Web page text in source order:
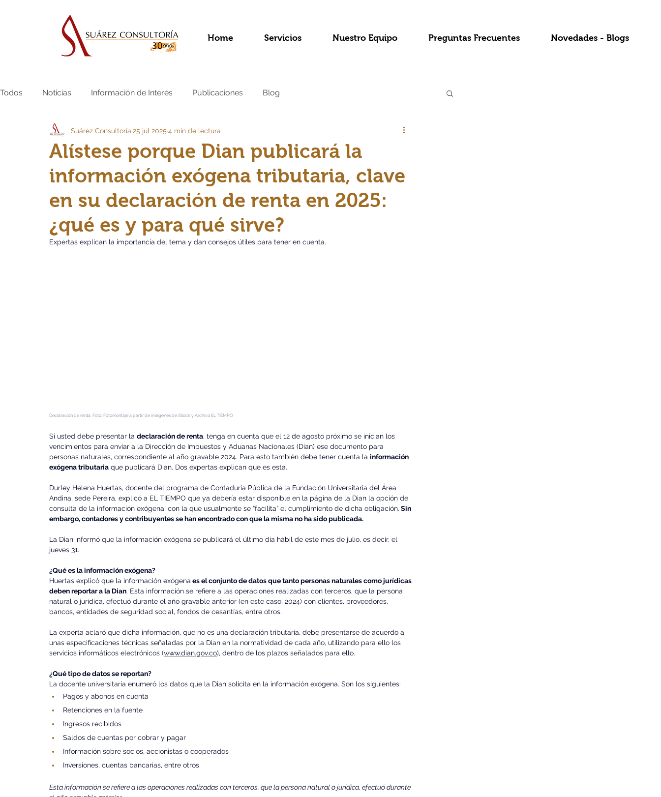
Home Servicios Nuestro Equipo Preguntas Frecuentes Novedades - Blogs
Todos Noticias Información de Interés Publicaciones Blog
Alístese porque Dian publicará la
información exógena tributaria, clave
en su declaración de renta en 2025:
¿qué es y para qué sirve?
Suárez Consultoría 25 jul 2025 4 min de lectura
Expertas explican la importancia del tema y dan consejos útiles para tener en cuenta.
Declaración de renta. Foto: Fotomontaje a partir de imágenes de iStock y Archivo EL TIEMPO
Si usted debe presentar la declaración de renta, tenga en cuenta que el 12 de agosto próximo se inician los
vencimientos para enviar a la Dirección de Impuestos y Aduanas Nacionales (Dian) ese documento para
personas naturales, correspondiente al año gravable 2024. Para esto también debe tener cuenta la información
exógena tributaria que publicará Dian. Dos expertas explican que es esta.
Durley Helena Huertas, docente del programa de Contaduría Pública de la Fundación Universitaria del Área
Andina, sede Pereira, explicó a EL TIEMPO que ya debería estar disponible en la página de la Dian la opción de
consulta de la información exógena, con la que usualmente se “facilita” el cumplimiento de dicha obligación. Sin
embargo, contadores y contribuyentes se han encontrado con que la misma no ha sido publicada.
La Dian informó que la información exógena se publicará el último día hábil de este mes de julio, es decir, el
jueves 31.
¿Qué es la información exógena?
Huertas explicó que la información exógena es el conjunto de datos que tanto personas naturales como jurídicas
deben reportar a la Dian. Esta información se refiere a las operaciones realizadas con terceros, que la persona
natural o jurídica, efectuó durante el año gravable anterior (en este caso, 2024) con clientes, proveedores,
bancos, entidades de seguridad social, fondos de cesantías, entre otros.
La experta aclaró que dicha información, que no es una declaración tributaria, debe presentarse de acuerdo a
unas especificaciones técnicas señaladas por la Dian en la normatividad de cada año, utilizando para ello los
servicios informáticos electrónicos (www.dian.gov.co), dentro de los plazos señalados para ello.
¿Qué tipo de datos se reportan?
La docente universitaria enumeró los datos que la Dian solicita en la información exógena. Son los siguientes:
Pagos y abonos en cuenta
Retenciones en la fuente
Ingresos recibidos
Saldos de cuentas por cobrar y pagar
Información sobre socios, accionistas o cooperados
Inversiones, cuentas bancarias, entre otros
Esta información se refiere a las operaciones realizadas con terceros, que la persona natural o jurídica, efectuó durante